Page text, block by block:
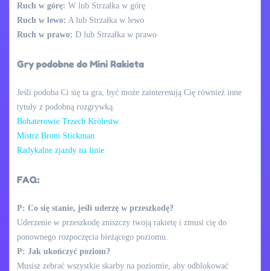
Ruch w górę: W lub Strzałka w górę
Ruch w lewo: A lub Strzałka w lewo
Ruch w prawo: D lub Strzałka w prawo
Gry podobne do Mini Rakieta
Jeśli podoba Ci się ta gra, być może zainteresują Cię również inne
tytuły z podobną rozgrywką.
Bohaterowie Trzech Królestw
Mistrz Broni Stickman
Radykalne zjazdy na linie
FAQ:
P: Co się stanie, jeśli uderzę w przeszkodę?
Uderzenie w przeszkodę zniszczy twoją rakietę i zmusi cię do
ponownego rozpoczęcia bieżącego poziomu.
P: Jak ukończyć poziom?
Musisz zebrać wszystkie skarby na poziomie, aby odblokować